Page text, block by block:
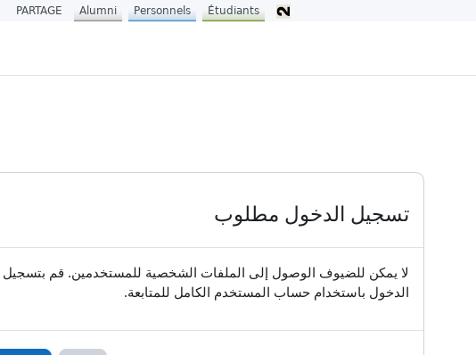
تسجيل الدخول مطلوب
لا يمكن للضيوف الوصول إلى الملفات الشخصية للمستخدمين. قم بتسجيل
الدخول باستخدام حساب المستخدم الكامل للمتابعة.
Étudiants
Personnels
Alumni
PARTAGE